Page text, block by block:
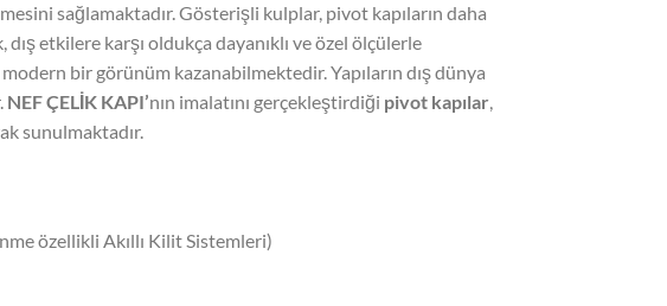
sağlamaktadır. Gösterişli kulplar, pivot kapıların daha
etkilere karşı oldukça dayanıklı ve özel ölçülerle
bir görünüm kazanabilmektedir. Yapıların dış dünya
NEF ÇELİK KAPI’nın imalatını gerçekleştirdiği pivot kapılar,
sunulmaktadır.
özellikli Akıllı Kilit Sistemleri)